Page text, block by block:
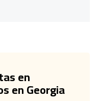
en
en Georgia